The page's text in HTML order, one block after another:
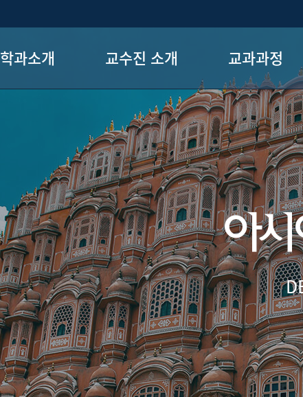
학과소개
학과 프로그램
학과 동아리
오시는 길
교수진 소개
교수진
구성원 소개
교과과정
전공과목
전공세부영역
졸업요건
장학제도
아